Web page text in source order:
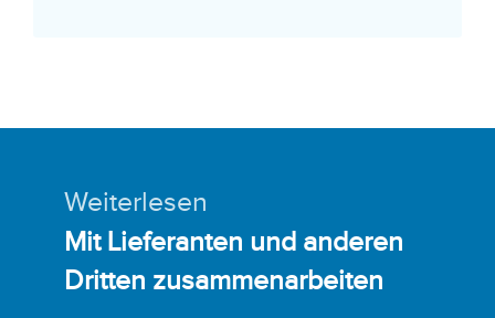
Weiterlesen
Mit Lieferanten und anderen
Dritten zusammenarbeiten